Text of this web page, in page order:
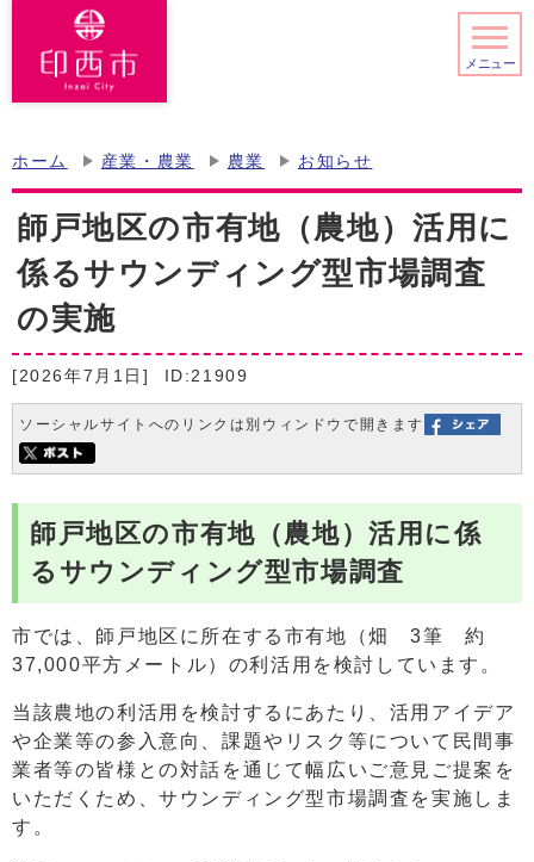
メニュー
ホーム 産業・農業 農業 お知らせ
師戸地区の市有地（農地）活用に
係るサウンディング型市場調査
の実施
[2026年7月1日] ID:21909
ソーシャルサイトへのリンクは別ウィンドウで開きます
師戸地区の市有地（農地）活用に係
るサウンディング型市場調査
市では、師戸地区に所在する市有地（畑 3筆 約
37,000平方メートル）の利活用を検討しています。
当該農地の利活用を検討するにあたり、活用アイデア
や企業等の参入意向、課題やリスク等について民間事
業者等の皆様との対話を通じて幅広いご意見ご提案を
いただくため、サウンディング型市場調査を実施しま
す。